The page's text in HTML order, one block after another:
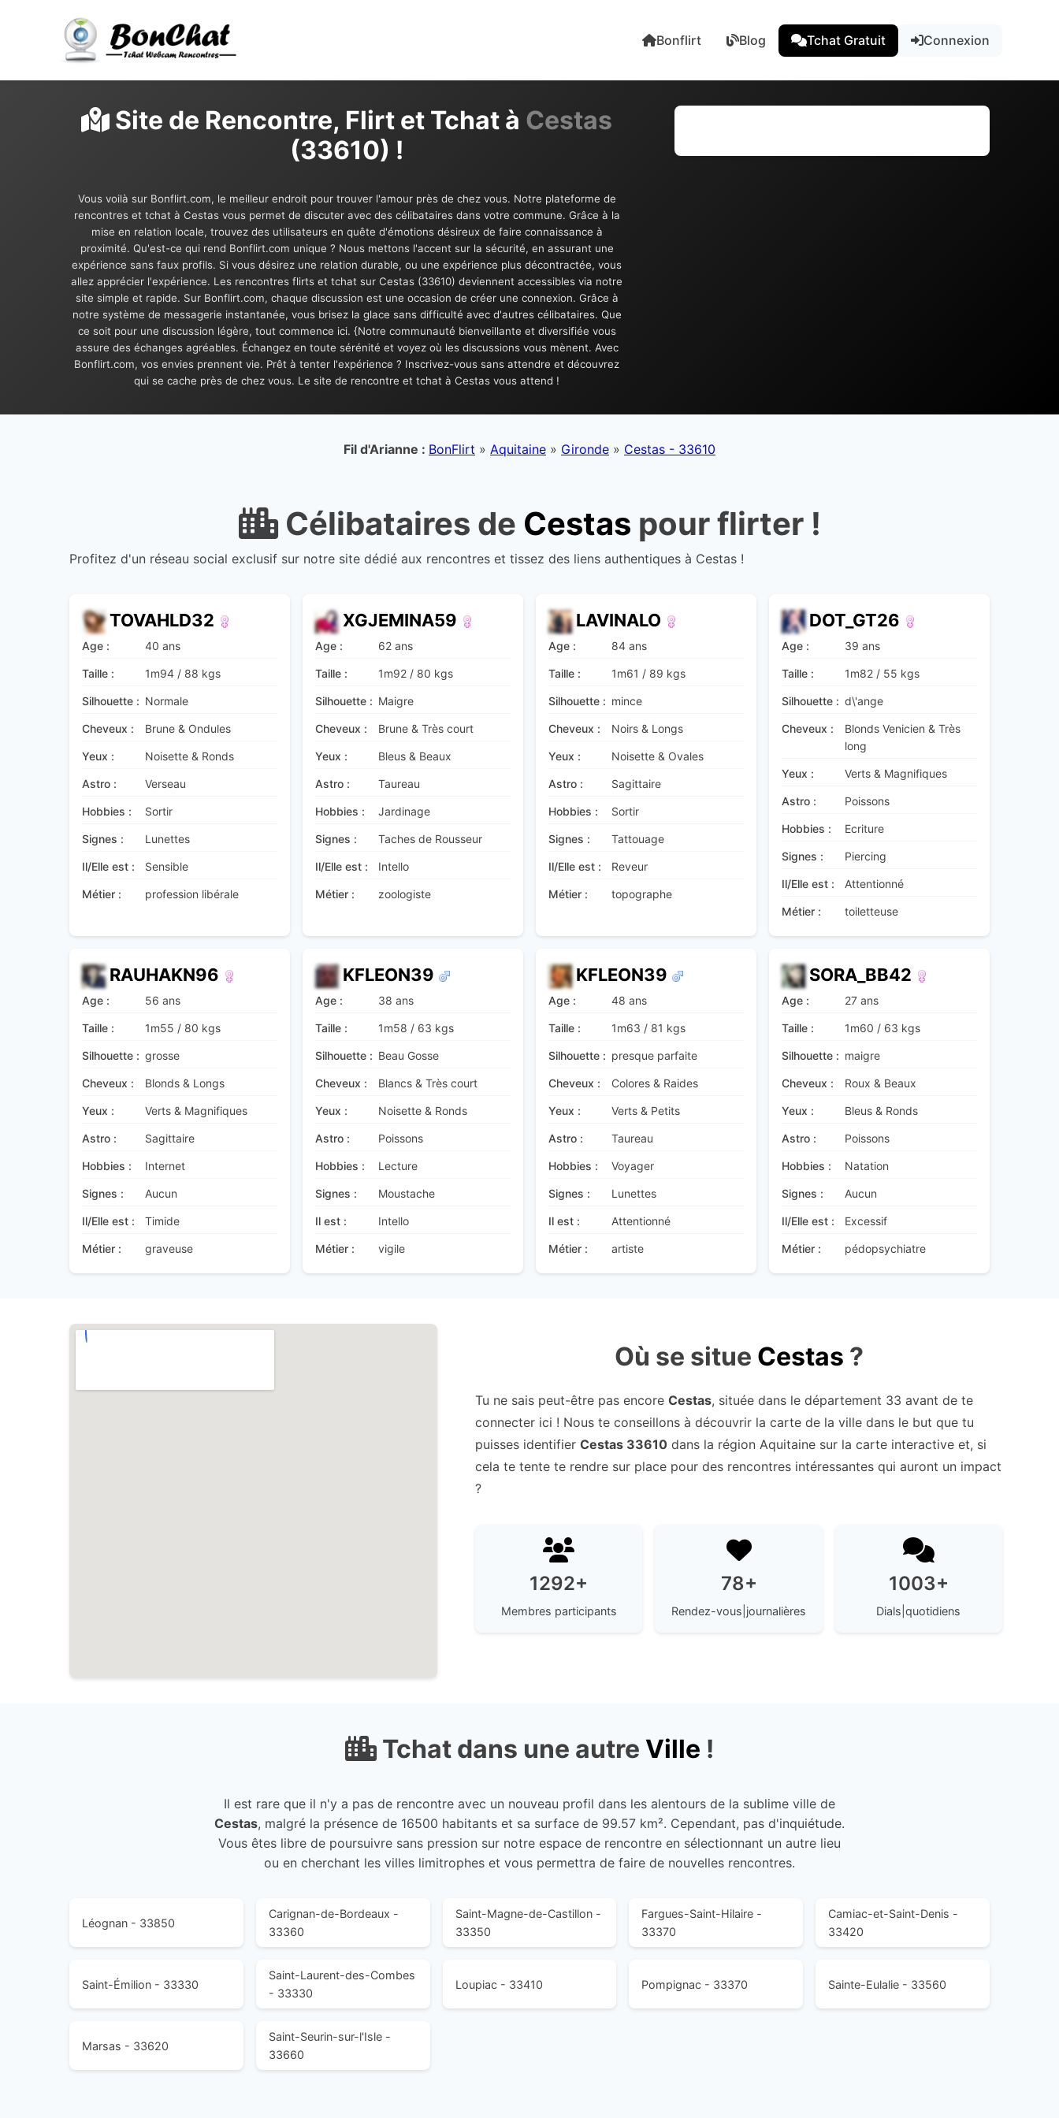
Bonflirt Blog Tchat Gratuit Connexion
Site de Rencontre, Flirt et Tchat à Cestas
(33610) !
Vous voilà sur Bonflirt.com, le meilleur endroit pour trouver l'amour près de chez vous. Notre plateforme de
rencontres et tchat à Cestas vous permet de discuter avec des célibataires dans votre commune. Grâce à la
mise en relation locale, trouvez des utilisateurs en quête d'émotions désireux de faire connaissance à
proximité. Qu'est-ce qui rend Bonflirt.com unique ? Nous mettons l'accent sur la sécurité, en assurant une
expérience sans faux profils. Si vous désirez une relation durable, ou une expérience plus décontractée, vous
allez apprécier l'expérience. Les rencontres flirts et tchat sur Cestas (33610) deviennent accessibles via notre
site simple et rapide. Sur Bonflirt.com, chaque discussion est une occasion de créer une connexion. Grâce à
notre système de messagerie instantanée, vous brisez la glace sans difficulté avec d'autres célibataires. Que
ce soit pour une discussion légère, tout commence ici. {Notre communauté bienveillante et diversifiée vous
assure des échanges agréables. Échangez en toute sérénité et voyez où les discussions vous mènent. Avec
Bonflirt.com, vos envies prennent vie. Prêt à tenter l'expérience ? Inscrivez-vous sans attendre et découvrez
qui se cache près de chez vous. Le site de rencontre et tchat à Cestas vous attend !
Fil d'Arianne : BonFlirt » Aquitaine » Gironde » Cestas - 33610
Célibataires de Cestas pour flirter !
Profitez d'un réseau social exclusif sur notre site dédié aux rencontres et tissez des liens authentiques à Cestas !
TOVAHLD32
Age : 40 ans
Taille : 1m94 / 88 kgs
Silhouette : Normale
Cheveux : Brune & Ondules
Yeux : Noisette & Ronds
Astro : Verseau
Hobbies : Sortir
Signes : Lunettes
Il/Elle est : Sensible
Métier : profession libérale
XGJEMINA59
Age : 62 ans
Taille : 1m92 / 80 kgs
Silhouette : Maigre
Cheveux : Brune & Très court
Yeux : Bleus & Beaux
Astro : Taureau
Hobbies : Jardinage
Signes : Taches de Rousseur
Il/Elle est : Intello
Métier : zoologiste
LAVINALO
Age : 84 ans
Taille : 1m61 / 89 kgs
Silhouette : mince
Cheveux : Noirs & Longs
Yeux : Noisette & Ovales
Astro : Sagittaire
Hobbies : Sortir
Signes : Tattouage
Il/Elle est : Reveur
Métier : topographe
DOT_GT26
Age : 39 ans
Taille : 1m82 / 55 kgs
Silhouette : d\'ange
Cheveux :
Blonds Venicien & Très
long
Yeux : Verts & Magnifiques
Astro : Poissons
Hobbies : Ecriture
Signes : Piercing
Il/Elle est : Attentionné
Métier : toiletteuse
RAUHAKN96
Age : 56 ans
Taille : 1m55 / 80 kgs
Silhouette : grosse
Cheveux : Blonds & Longs
Yeux : Verts & Magnifiques
Astro : Sagittaire
Hobbies : Internet
Signes : Aucun
Il/Elle est : Timide
Métier : graveuse
KFLEON39
Age : 38 ans
Taille : 1m58 / 63 kgs
Silhouette : Beau Gosse
Cheveux : Blancs & Très court
Yeux : Noisette & Ronds
Astro : Poissons
Hobbies : Lecture
Signes : Moustache
Il est : Intello
Métier : vigile
KFLEON39
Age : 48 ans
Taille : 1m63 / 81 kgs
Silhouette : presque parfaite
Cheveux : Colores & Raides
Yeux : Verts & Petits
Astro : Taureau
Hobbies : Voyager
Signes : Lunettes
Il est : Attentionné
Métier : artiste
SORA_BB42
Age : 27 ans
Taille : 1m60 / 63 kgs
Silhouette : maigre
Cheveux : Roux & Beaux
Yeux : Bleus & Ronds
Astro : Poissons
Hobbies : Natation
Signes : Aucun
Il/Elle est : Excessif
Métier : pédopsychiatre
Où se situe Cestas ?
Tu ne sais peut-être pas encoreCestas, située dans le département 33 avant de te
connecter ici ! Nous te conseillons à découvrir la carte de la ville dans le but que tu
puisses identifierCestas 33610 dans la région Aquitaine sur la carte interactive et, si
cela te tente te rendre sur place pour des rencontres intéressantes qui auront un impact
?
1292+
Membres participants
78+
Rendez-vous|journalières
1003+
Dials|quotidiens
Tchat dans une autre Ville !
Il est rare que il n'y a pas de rencontre avec un nouveau profil dans les alentours de la sublime ville de
Cestas, malgré la présence de 16500 habitants et sa surface de 99.57 km². Cependant, pas d'inquiétude.
Vous êtes libre de poursuivre sans pression sur notre espace de rencontre en sélectionnant un autre lieu
ou en cherchant les villes limitrophes et vous permettra de faire de nouvelles rencontres.
Léognan - 33850
Carignan-de-Bordeaux -
33360
Saint-Magne-de-Castillon -
33350
Fargues-Saint-Hilaire -
33370
Camiac-et-Saint-Denis -
33420
Saint-Émilion - 33330
Saint-Laurent-des-Combes
- 33330
Loupiac - 33410 Pompignac - 33370 Sainte-Eulalie - 33560
Marsas - 33620
Saint-Seurin-sur-l'Isle -
33660